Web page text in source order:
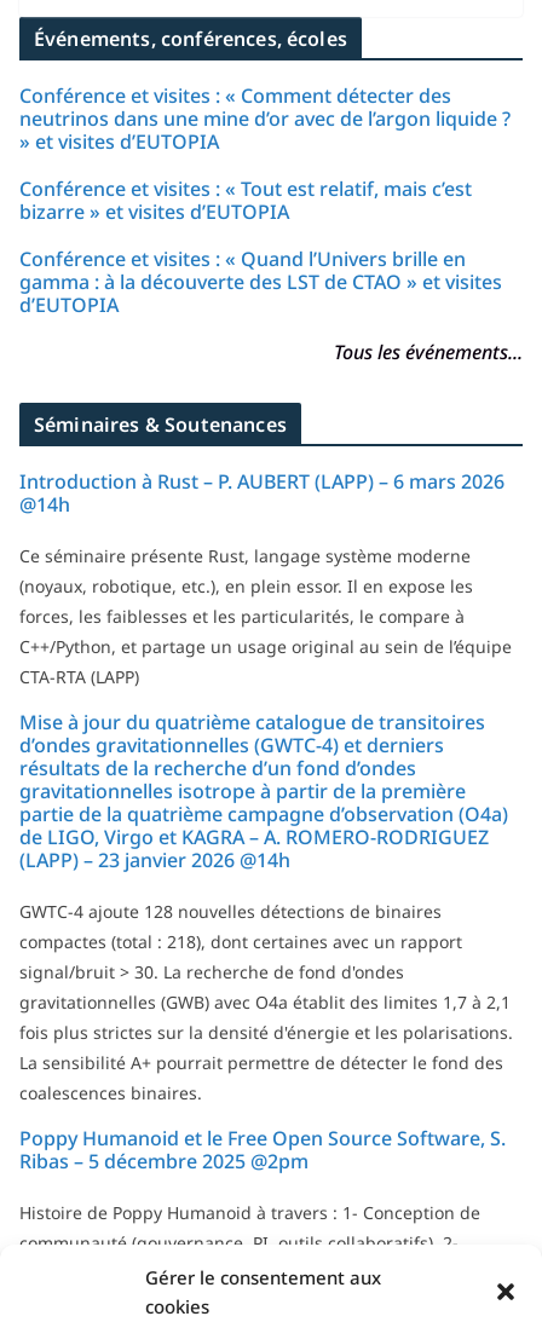
Gérer le consentement aux
cookies
Événements, conférences, écoles
Conférence et visites : « Comment détecter des
neutrinos dans une mine d’or avec de l’argon liquide ?
» et visites d’EUTOPIA
Conférence et visites : « Tout est relatif, mais c’est
bizarre » et visites d’EUTOPIA
Conférence et visites : « Quand l’Univers brille en
gamma : à la découverte des LST de CTAO » et visites
d’EUTOPIA
Tous les événements...
Séminaires & Soutenances
Introduction à Rust – P. AUBERT (LAPP) – 6 mars 2026
@14h
Ce séminaire présente Rust, langage système moderne
(noyaux, robotique, etc.), en plein essor. Il en expose les
forces, les faiblesses et les particularités, le compare à
C++/Python, et partage un usage original au sein de l’équipe
CTA-RTA (LAPP)
Mise à jour du quatrième catalogue de transitoires
d’ondes gravitationnelles (GWTC-4) et derniers
résultats de la recherche d’un fond d’ondes
gravitationnelles isotrope à partir de la première
partie de la quatrième campagne d’observation (O4a)
de LIGO, Virgo et KAGRA – A. ROMERO-RODRIGUEZ
(LAPP) – 23 janvier 2026 @14h
GWTC-4 ajoute 128 nouvelles détections de binaires
compactes (total : 218), dont certaines avec un rapport
signal/bruit > 30. La recherche de fond d'ondes
gravitationnelles (GWB) avec O4a établit des limites 1,7 à 2,1
fois plus strictes sur la densité d'énergie et les polarisations.
La sensibilité A+ pourrait permettre de détecter le fond des
coalescences binaires.
Poppy Humanoid et le Free Open Source Software, S.
Ribas – 5 décembre 2025 @2pm
Histoire de Poppy Humanoid à travers : 1- Conception de
communauté (gouvernance, PI, outils collaboratifs). 2-
Gestion de communauté : rôle et défis en science open